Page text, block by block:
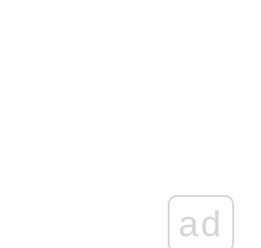
ad